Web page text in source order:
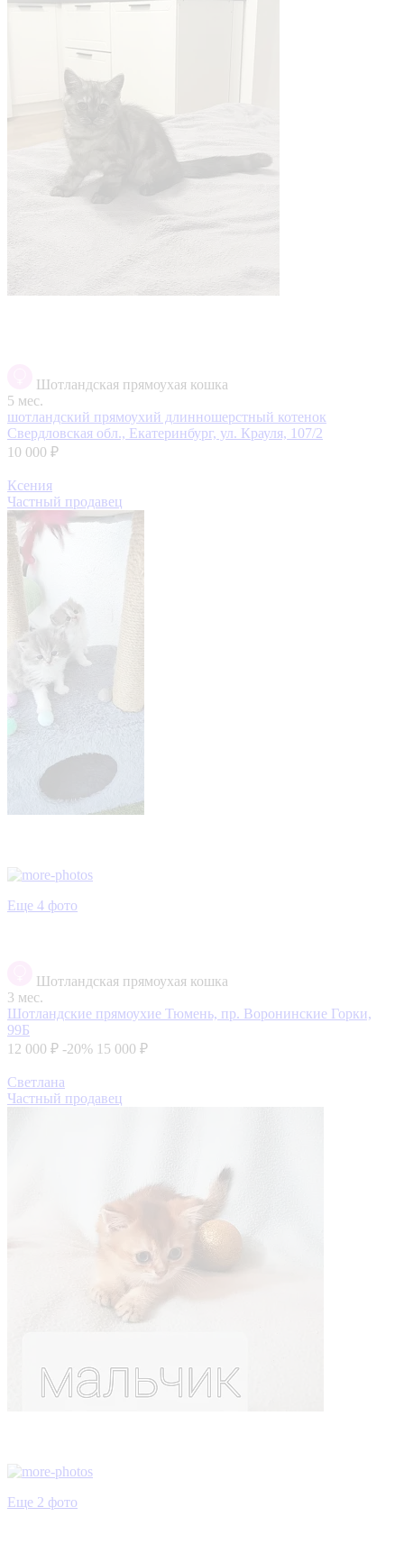
Шотландская прямоухая кошка
5 мес.
шотландский прямоухий длинношерстный котенок
Свердловская обл., Екатеринбург, ул. Крауля, 107/2
10 000 ₽
Ксения
Частный продавец
Еще 4 фото
Шотландская прямоухая кошка
3 мес.
Шотландские прямоухие Тюмень, пр. Воронинские Горки,
99Б
12 000 ₽ -20% 15 000 ₽
Светлана
Частный продавец
Еще 2 фото